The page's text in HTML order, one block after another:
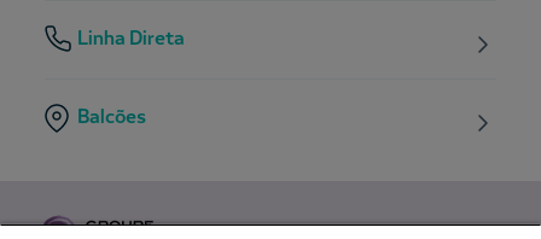
Linha Direta
Balcões